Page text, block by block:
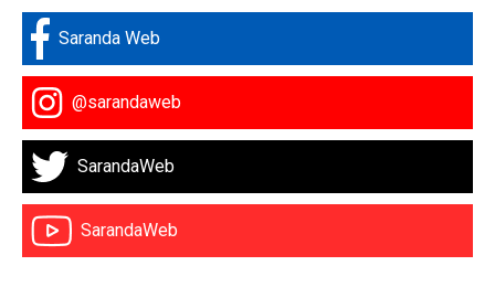
Saranda Web
@sarandaweb
SarandaWeb
SarandaWeb